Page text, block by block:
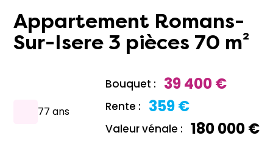
Appartement Romans-
Sur-Isere 3 pièces 70 m²
77 ans
Bouquet : 39 400 €
Rente : 359 €
Valeur vénale : 180 000 €